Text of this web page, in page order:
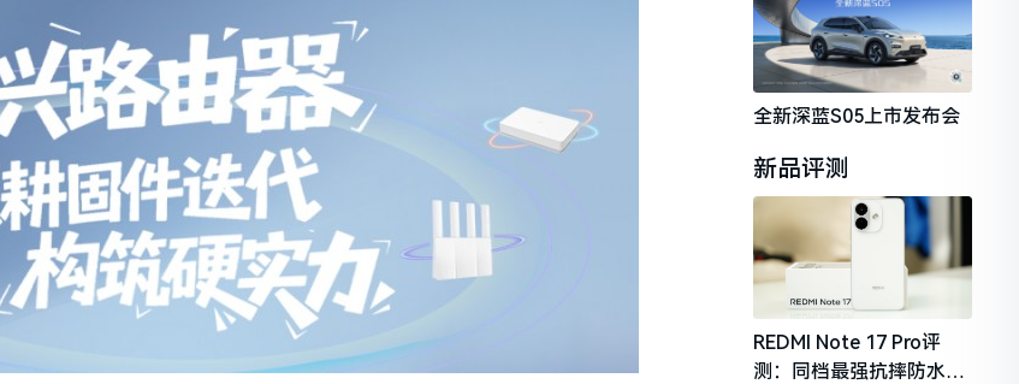
全新深蓝S05上市发布会
新品评测
REDMI Note 17 Pro评
测：同档最强抗摔防水，